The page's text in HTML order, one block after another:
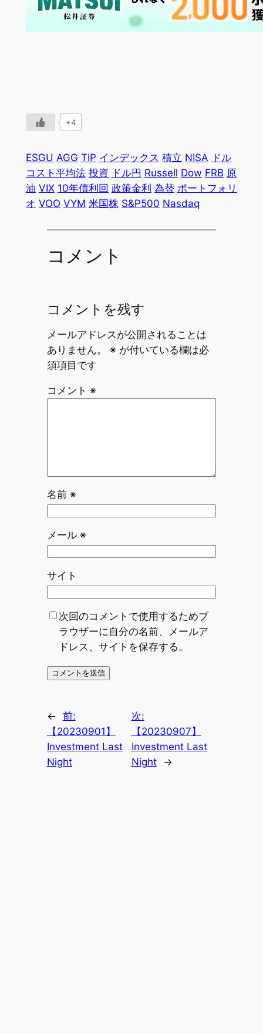
+4
ESGU AGG TIP インデックス 積立 NISA ドル
コスト平均法 投資 ドル円 Russell Dow FRB 原
油 VIX 10年債利回 政策金利 為替 ポートフォリ
オ VOO VYM 米国株 S&P500 Nasdaq
コメント
コメントを残す
メールアドレスが公開されることは
ありません。
※ が付いている欄は必
須項目です
コメント ※
名前 ※
メール ※
サイト
次回のコメントで使用するためブ
ラウザーに自分の名前、メールア
ドレス、サイトを保存する。
← 前:
【20230901】
Investment Last
Night
次:
【20230907】
Investment Last
Night
→